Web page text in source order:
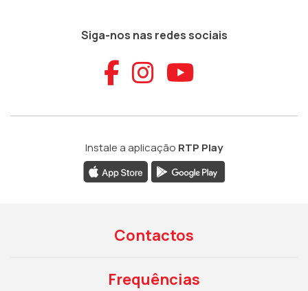
Siga-nos nas redes sociais
Aceder ao
Aceder ao
Aceder
Instale a aplicação RTP Play
Contactos
Frequências